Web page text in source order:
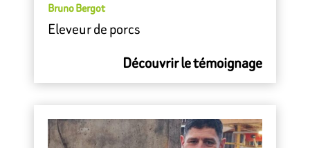
Bruno Bergot
Eleveur de porcs
Découvrir le témoignage